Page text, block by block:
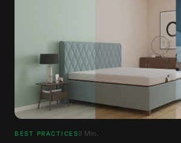
BEST PRACTICES8 Min.